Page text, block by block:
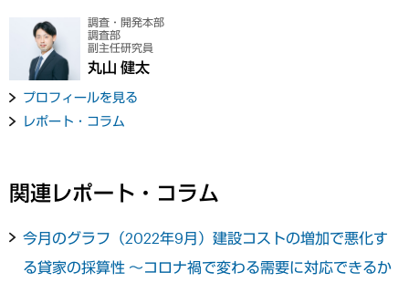
調査・開発本部
調査部
副主任研究員
丸山 健太
プロフィールを見る
レポート・コラム
関連レポート・コラム
今月のグラフ（2022年9月）建設コストの増加で悪化す
る貸家の採算性 ～コロナ禍で変わる需要に対応できるか